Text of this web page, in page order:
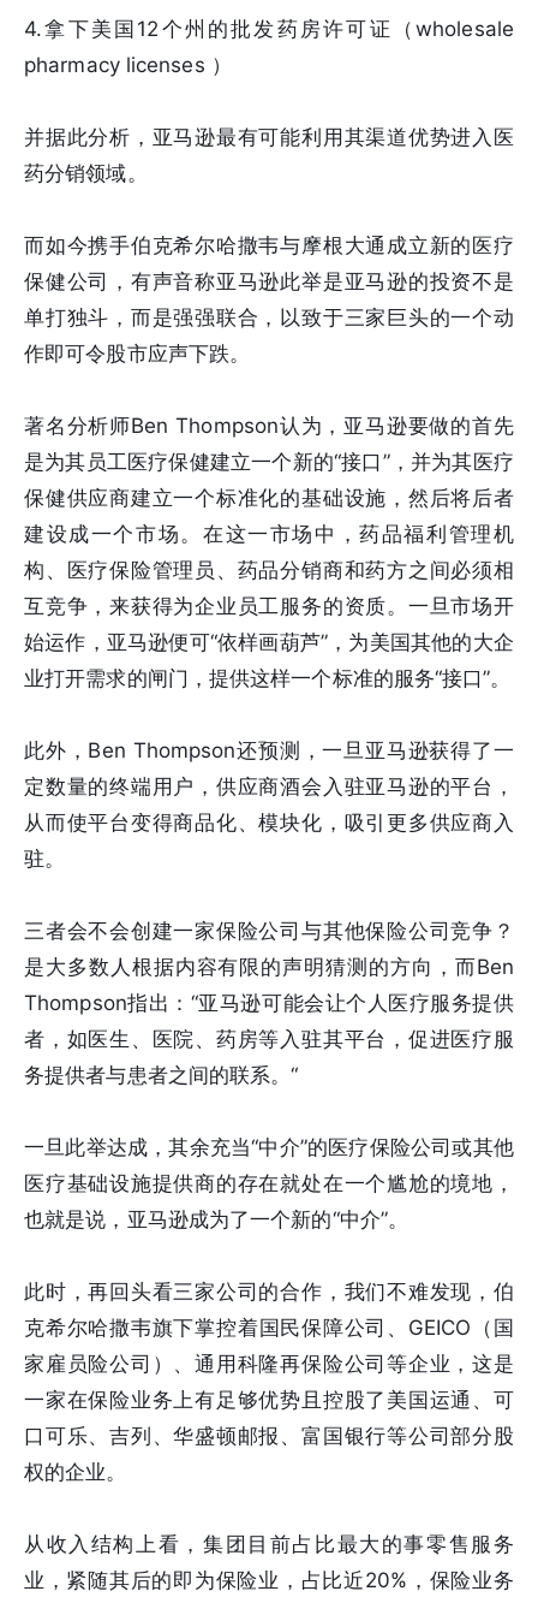
4.拿下美国12个州的批发药房许可证（wholesale
pharmacy licenses ）
并据此分析，亚马逊最有可能利用其渠道优势进入医
药分销领域。
而如今携手伯克希尔哈撒韦与摩根大通成立新的医疗
保健公司，有声音称亚马逊此举是亚马逊的投资不是
单打独斗，而是强强联合，以致于三家巨头的一个动
作即可令股市应声下跌。
著名分析师Ben Thompson认为，亚马逊要做的首先
是为其员工医疗保健建立一个新的“接口”，并为其医疗
保健供应商建立一个标准化的基础设施，然后将后者
建设成一个市场。在这一市场中，药品福利管理机
构、医疗保险管理员、药品分销商和药方之间必须相
互竞争，来获得为企业员工服务的资质。一旦市场开
始运作，亚马逊便可“依样画葫芦”，为美国其他的大企
业打开需求的闸门，提供这样一个标准的服务“接口”。
此外，Ben Thompson还预测，一旦亚马逊获得了一
定数量的终端用户，供应商酒会入驻亚马逊的平台，
从而使平台变得商品化、模块化，吸引更多供应商入
驻。
三者会不会创建一家保险公司与其他保险公司竞争？
是大多数人根据内容有限的声明猜测的方向，而Ben
Thompson指出：“亚马逊可能会让个人医疗服务提供
者，如医生、医院、药房等入驻其平台，促进医疗服
务提供者与患者之间的联系。“
一旦此举达成，其余充当“中介”的医疗保险公司或其他
医疗基础设施提供商的存在就处在一个尴尬的境地，
也就是说，亚马逊成为了一个新的“中介”。
此时，再回头看三家公司的合作，我们不难发现，伯
克希尔哈撒韦旗下掌控着国民保障公司、GEICO（国
家雇员险公司）、通用科隆再保险公司等企业，这是
一家在保险业务上有足够优势且控股了美国运通、可
口可乐、吉列、华盛顿邮报、富国银行等公司部分股
权的企业。
从收入结构上看，集团目前占比最大的事零售服务
业，紧随其后的即为保险业，占比近20%，保险业务